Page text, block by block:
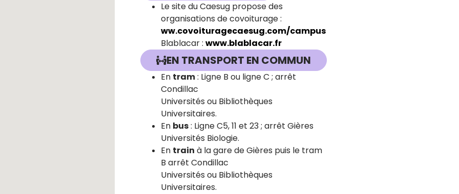
Le site du Caesug propose des
organisations de covoiturage :
ww.covoituragecaesug.com/campus
Blablacar : www.blablacar.fr
EN TRANSPORT EN COMMUN
En tram: Ligne B ou ligne C ; arrêt
Condillac
​Universités ou Bibliothèques
Universitaires.
En bus: Ligne C5, 11 et 23 ; arrêt Gières
Universités Biologie.
En train à la gare de Gières puis le tram
B arrêt Condillac
Universités ou Bibliothèques
Universitaires.